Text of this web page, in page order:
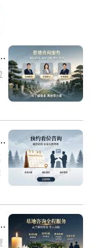
端墓位限时大额让利详解及优惠活动
限时直降上万：超值优惠活动详解与选购指南
价 高端墓型大额直降活动详解